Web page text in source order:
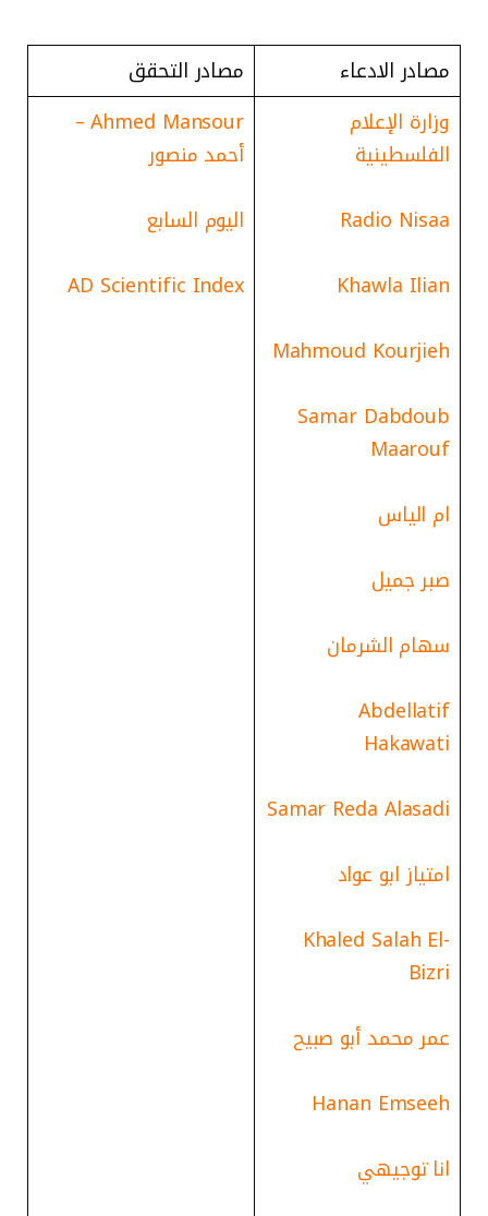
مصادر الادعاء
مصادر التحقق
وزارة الإعلام
الفلسطينية
Radio Nisaa
Khawla Ilian
Mahmoud Kourjieh
Samar Dabdoub
Maarouf
ام الياس
صبر جميل
سهام الشرمان
Abdellatif
Hakawati
Samar Reda Alasadi
امتياز ابو عواد
Khaled Salah El-
Bizri
عمر محمد أبو صبيح
Hanan Emseeh
انا توجيهي
Ahmed Mansour –
أحمد منصور
اليوم السابع
AD Scientific Index